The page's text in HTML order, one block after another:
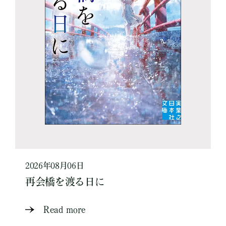
2026年08月06日
再会橋を渡る日に
Read more